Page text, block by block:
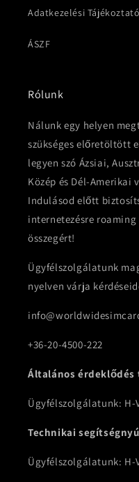
Adatkezelési Tájékoztató
ÁSZF
Rólunk
Nálunk egy helyen
szükséges előretöltött
legyen szó Ázsiai,
Közép és Dél-Amerikai
Indulásod előtt
internetezésre
összegért!
Ügyfélszolgálatunk
nyelven várja
+36-20-4500-222
Általános
Ügyfélszolgálatunk: H-
Technikai
Ügyfélszolgálatunk: H-